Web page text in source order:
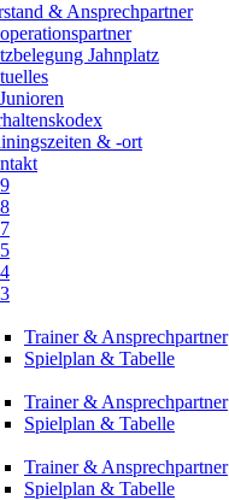
& Ansprechpartner
Jahnplatz
& -ort
Trainer & Ansprechpartner
Spielplan & Tabelle
Trainer & Ansprechpartner
Spielplan & Tabelle
Trainer & Ansprechpartner
Spielplan & Tabelle